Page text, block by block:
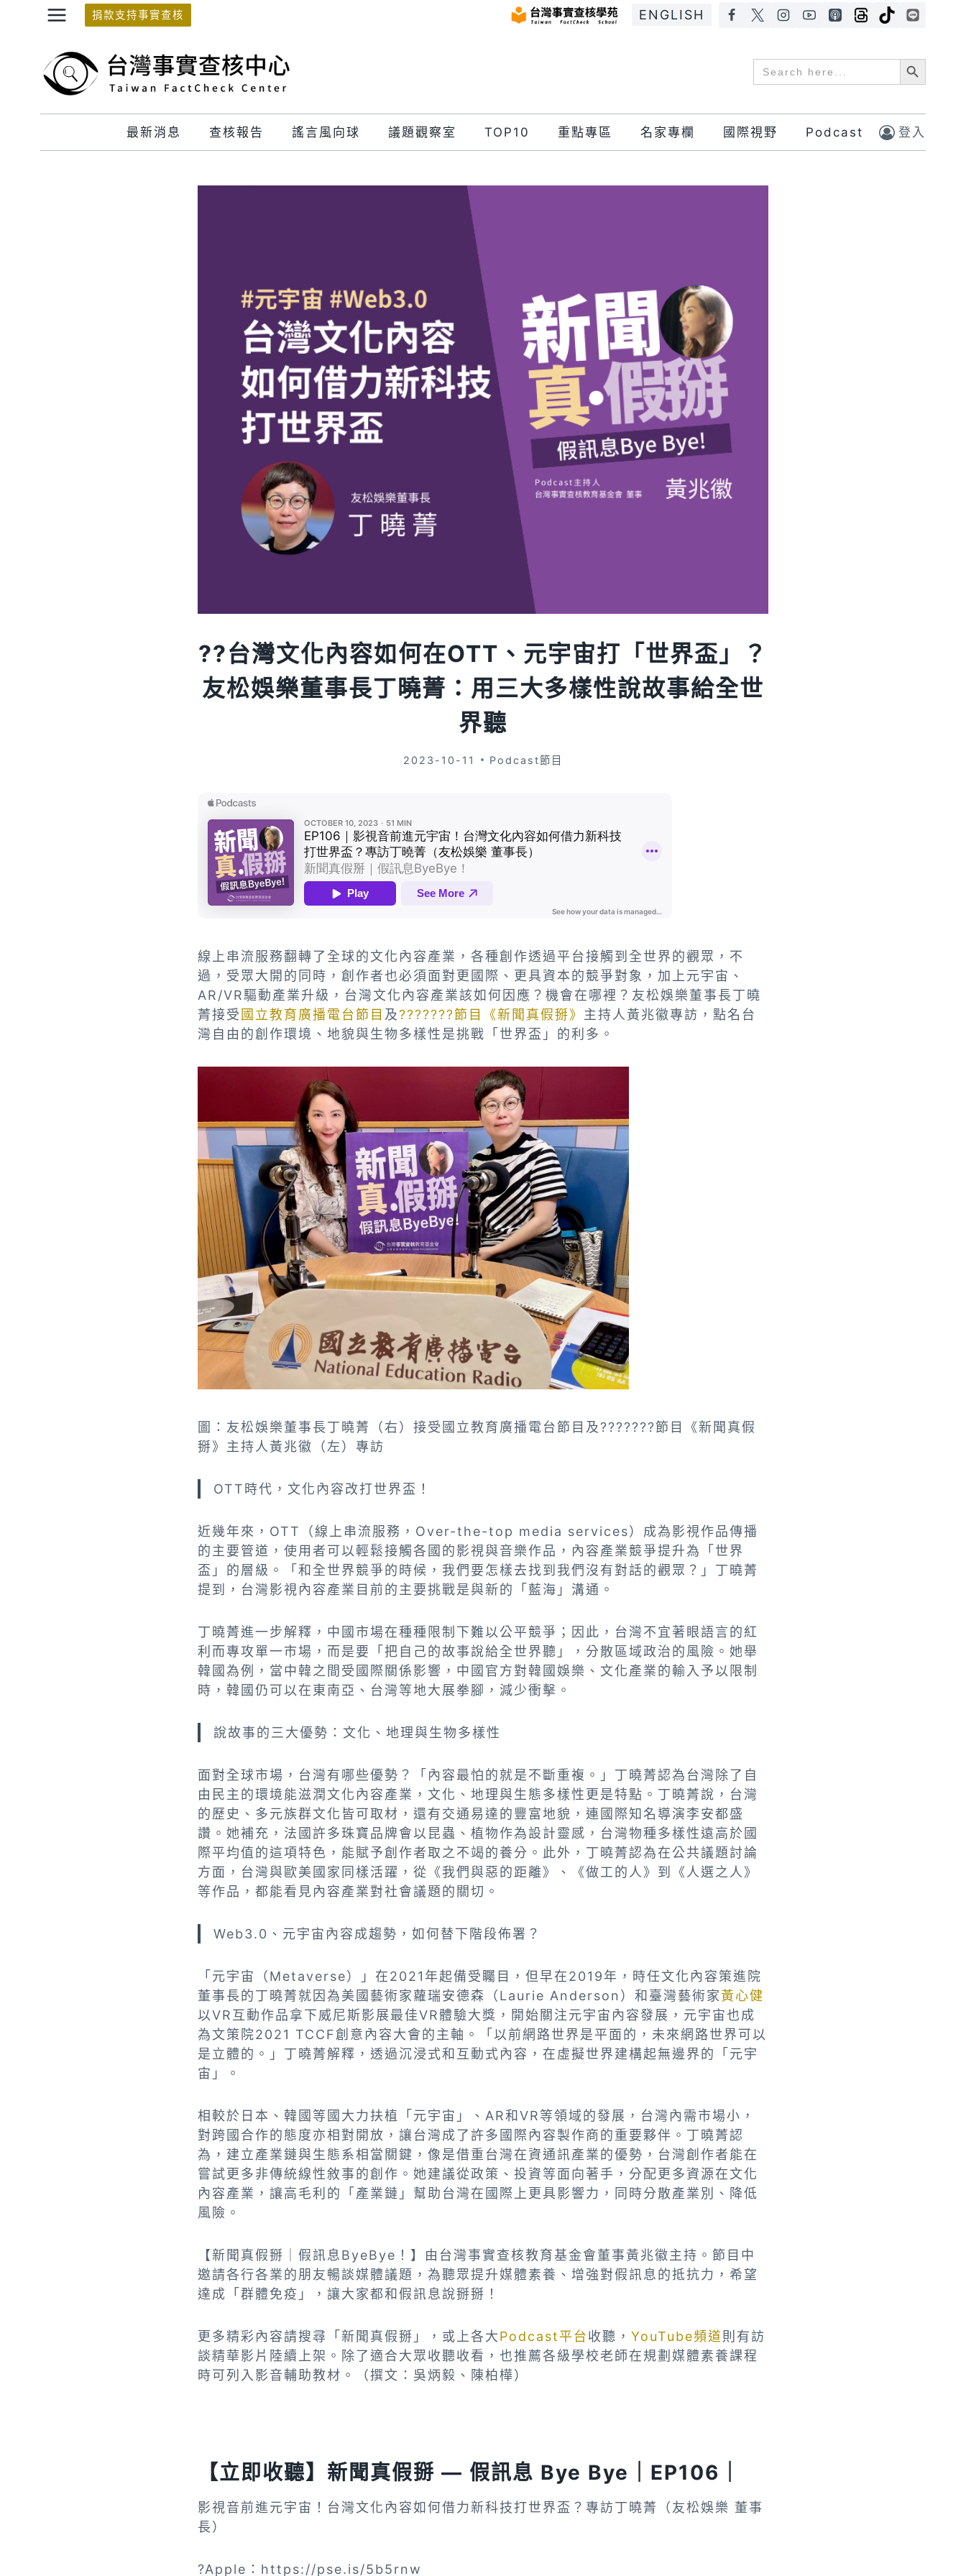
捐款支持事實查核 ENGLISH
Search
for:
Search Button
最新消息 查核報告 謠言風向球 議題觀察室 TOP10 重點專區 名家專欄 國際視野 Podcast 登入
?️?台灣文化內容如何在OTT、元宇宙打「世界盃」？
友松娛樂董事長丁曉菁：用三大多樣性說故事給全世
界聽
2023-10-11 Podcast節目
線上串流服務翻轉了全球的文化內容產業，各種創作透過平台接觸到全世界的觀眾，不
過，受眾大開的同時，創作者也必須面對更國際、更具資本的競爭對象，加上元宇宙、
AR/VR驅動產業升級，台灣文化內容產業該如何因應？機會在哪裡？友松娛樂董事長丁曉
菁接受 國立教育廣播電台節目 及???????節目《新聞真假掰》 主持人黃兆徽專訪，點名台
灣自由的創作環境、地貌與生物多樣性是挑戰「世界盃」的利多。
圖：友松娛樂董事長丁曉菁（右）接受國立教育廣播電台節目及???????節目《新聞真假
掰》主持人黃兆徽（左）專訪
OTT時代，文化內容改打世界盃！
近幾年來，OTT（線上串流服務，Over-the-top media services）成為影視作品傳播
的主要管道，使用者可以輕鬆接觸各國的影視與音樂作品，內容產業競爭提升為「世界
盃」的層級。「和全世界競爭的時候，我們要怎樣去找到我們沒有對話的觀眾？」丁曉菁
提到，台灣影視內容產業目前的主要挑戰是與新的「藍海」溝通。
丁曉菁進一步解釋，中國市場在種種限制下難以公平競爭；因此，台灣不宜著眼語言的紅
利而專攻單一市場，而是要「把自己的故事說給全世界聽」，分散區域政治的風險。她舉
韓國為例，當中韓之間受國際關係影響，中國官方對韓國娛樂、文化產業的輸入予以限制
時，韓國仍可以在東南亞、台灣等地大展拳腳，減少衝擊。
說故事的三大優勢：文化、地理與生物多樣性
面對全球市場，台灣有哪些優勢？「內容最怕的就是不斷重複。」丁曉菁認為台灣除了自
由民主的環境能滋潤文化內容產業，文化、地理與生態多樣性更是特點。丁曉菁說，台灣
的歷史、多元族群文化皆可取材，還有交通易達的豐富地貌，連國際知名導演李安都盛
讚。她補充，法國許多珠寶品牌會以昆蟲、植物作為設計靈感，台灣物種多樣性遠高於國
際平均值的這項特色，能賦予創作者取之不竭的養分。此外，丁曉菁認為在公共議題討論
方面，台灣與歐美國家同樣活躍，從《我們與惡的距離》、《做工的人》到《人選之人》
等作品，都能看見內容產業對社會議題的關切。
Web3.0、元宇宙內容成趨勢，如何替下階段佈署？
「元宇宙（Metaverse）」在2021年起備受矚目，但早在2019年，時任文化內容策進院
董事長的丁曉菁就因為美國藝術家蘿瑞安德森（Laurie Anderson）和臺灣藝術家黃心健
以VR互動作品拿下威尼斯影展最佳VR體驗大獎，開始關注元宇宙內容發展，元宇宙也成
為文策院2021 TCCF創意內容大會的主軸。「以前網路世界是平面的，未來網路世界可以
是立體的。」丁曉菁解釋，透過沉浸式和互動式內容，在虛擬世界建構起無邊界的「元宇
宙」。
相較於日本、韓國等國大力扶植「元宇宙」、AR和VR等領域的發展，台灣內需市場小，
對跨國合作的態度亦相對開放，讓台灣成了許多國際內容製作商的重要夥伴。丁曉菁認
為，建立產業鏈與生態系相當關鍵，像是借重台灣在資通訊產業的優勢，台灣創作者能在
嘗試更多非傳統線性敘事的創作。她建議從政策、投資等面向著手，分配更多資源在文化
內容產業，讓高毛利的「產業鏈」幫助台灣在國際上更具影響力，同時分散產業別、降低
風險。
【新聞真假掰｜假訊息ByeBye！】由台灣事實查核教育基金會董事黃兆徽主持。節目中
邀請各行各業的朋友暢談媒體議題，為聽眾提升媒體素養、增強對假訊息的抵抗力，希望
達成「群體免疫」，讓大家都和假訊息說掰掰！
更多精彩內容請搜尋「新聞真假掰」，或上各大Podcast平台收聽， YouTube頻道則有訪
談精華影片陸續上架。除了適合大眾收聽收看，也推薦各級學校老師在規劃媒體素養課程
時可列入影音輔助教材。（撰文：吳炳毅、陳柏樺）
【立即收聽】新聞真假掰 — 假訊息 Bye Bye｜EP106｜
影視音前進元宇宙！台灣文化內容如何借力新科技打世界盃？專訪丁曉菁（友松娛樂 董事
長）
?Apple：https://pse.is/5b5rnw